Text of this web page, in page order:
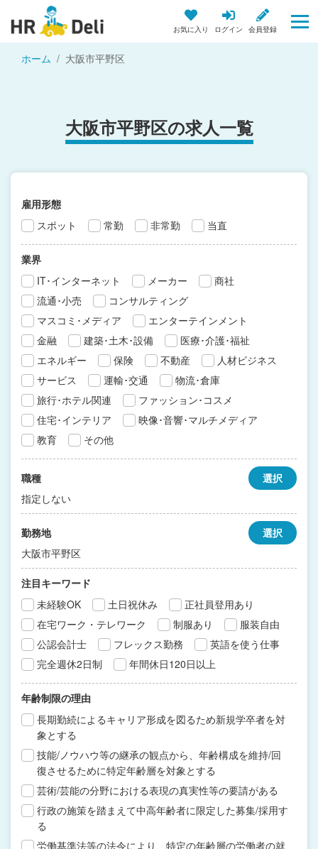
お気に入り ログイン 会員登録
ホーム 大阪市平野区
大阪市平野区の求人一覧
雇用形態
スポット
常勤 非常勤 当直
業界
IT･インターネット
メーカー
商社
流通･小売
コンサルティング
マスコミ･メディア
エンターテインメント
金融
建築･土木･設備
医療･介護･福祉
エネルギー
保険 不動産
人材ビジネス
サービス
運輸･交通
物流･倉庫
旅行･ホテル関連
ファッション･コスメ
住宅･インテリア
映像･音響･マルチメディア
教育
その他
職種
指定しない
選択
勤務地
大阪市平野区
選択
注目キーワード
未経験OK
土日祝休み
正社員登用あり
在宅ワーク・テレワーク
制服あり
服装自由
公認会計士
フレックス勤務
英語を使う仕事
完全週休2日制
年間休日120日以上
年齢制限の理由
長期勤続によるキャリア形成を図るため新規学卒者を対
象とする
技能/ノウハウ等の継承の観点から、年齢構成を維持/回
復させるために特定年齢層を対象とする
芸術/芸能の分野における表現の真実性等の要請がある
行政の施策を踏まえて中高年齢者に限定した募集/採用す
る
労働基準法等の法令により、特定の年齢層の労働者の就